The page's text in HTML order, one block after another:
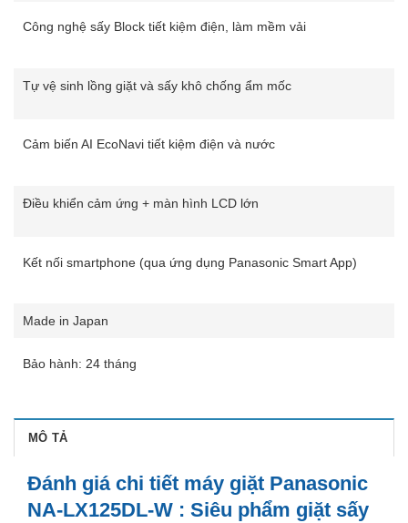
MÔ TẢ
Đánh giá chi tiết máy giặt Panasonic
NA-LX125DL-W : Siêu phẩm giặt sấy
Công nghệ sấy Block tiết kiệm điện, làm mềm vải
Tự vệ sinh lồng giặt và sấy khô chống ẩm mốc
Cảm biến AI EcoNavi tiết kiệm điện và nước
Điều khiển cảm ứng + màn hình LCD lớn
Kết nối smartphone (qua ứng dụng Panasonic Smart App)
Made in Japan
Bảo hành: 24 tháng